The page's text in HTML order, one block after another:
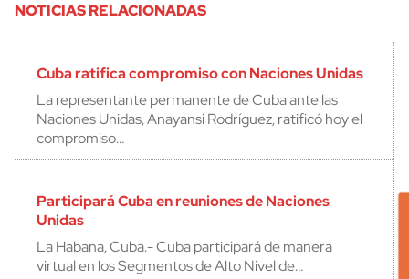
NOTICIAS RELACIONADAS
Cuba ratifica compromiso con Naciones Unidas
La representante permanente de Cuba ante las
Naciones Unidas, Anayansi Rodríguez, ratificó hoy el
compromiso…
Participará Cuba en reuniones de Naciones
Unidas
La Habana, Cuba.- Cuba participará de manera
virtual en los Segmentos de Alto Nivel de…